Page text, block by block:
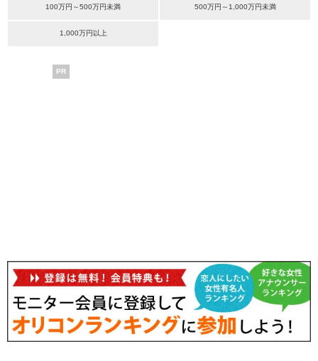
100万円～500万円未満 500万円～1,000万円未満
1,000万円以上
PR